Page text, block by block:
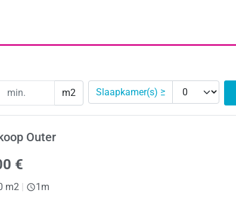
m2 Slaapkamer(s) ≥
Outer
€
m2 1m